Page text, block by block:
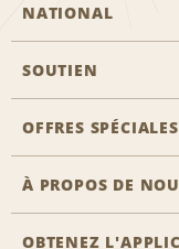
NATIONAL
Aviation générale
Emplacements
Agents de voyage
SOUTIEN
Clients ayant un
Nous contacter
FAQ
OFFRES SPÉCIALES
Toutes les offres
À PROPOS DE
Histoire de
OBTENEZ